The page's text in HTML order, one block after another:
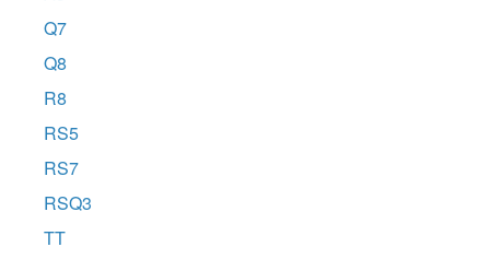
Q7
Q8
R8
RS5
RS7
RSQ3
TT